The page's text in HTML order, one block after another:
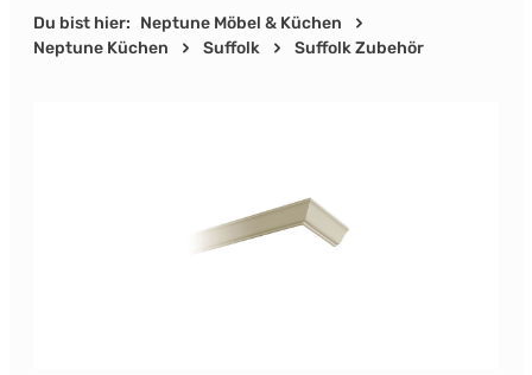
Du bist hier: Neptune Möbel & Küchen
Neptune Küchen
Suffolk Suffolk Zubehör